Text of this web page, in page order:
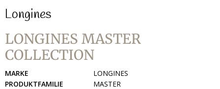
Longines
LONGINES MASTER
COLLECTION
MARKE
LONGINES
PRODUKTFAMILIE
MASTER